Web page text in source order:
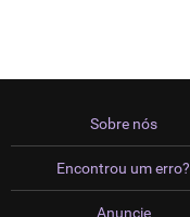
Sobre nós
Encontrou um erro?
Anuncie